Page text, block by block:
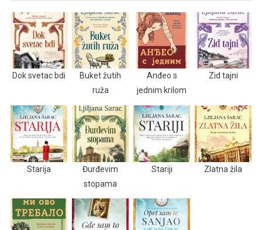
Dok svetac bdi
Buket žutih
ruža
Anđeo s
jednim krilom
Zid tajni
Starija
Đurđevim
stopama
Stariji Zlatna žila